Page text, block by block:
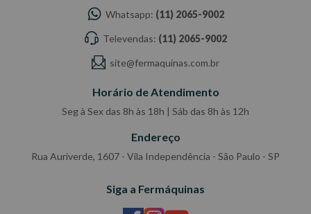
Whatsapp: (11) 2065-9002
Televendas: (11) 2065-9002
site@fermaquinas.com.br
Horário de Atendimento
Seg à Sex das 8h às 18h | Sáb das 8h às 12h
Endereço
Rua Auriverde, 1607 - Vila Independência - São Paulo - SP
Siga a Fermáquinas